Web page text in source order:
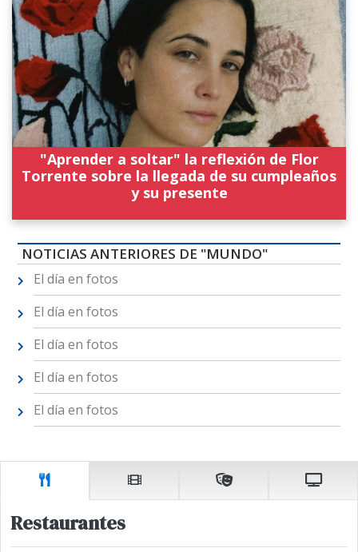
"Aprender a soltar" la reflexión de Flor
Torrente sobre la llegada de su cumpleaños
y su presente
NOTICIAS ANTERIORES DE "MUNDO"
El día en fotos
El día en fotos
El día en fotos
El día en fotos
El día en fotos
Restaurantes